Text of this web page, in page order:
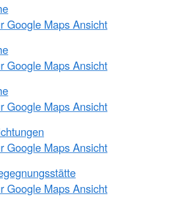
Google Maps Ansicht
Google Maps Ansicht
Google Maps Ansicht
Google Maps Ansicht
Google Maps Ansicht